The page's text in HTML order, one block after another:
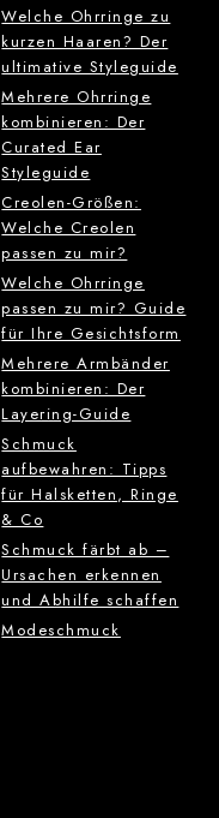
Welche Ohrringe zu
kurzen Haaren? Der
ultimative Styleguide
Mehrere Ohrringe
kombinieren: Der
Curated Ear
Styleguide
Creolen-Größen:
Welche Creolen
passen zu mir?
Welche Ohrringe
passen zu mir? Guide
für Ihre Gesichtsform
Mehrere Armbänder
kombinieren: Der
Layering-Guide
Schmuck
aufbewahren: Tipps
für Halsketten, Ringe
& Co
Schmuck färbt ab –
Ursachen erkennen
und Abhilfe schaffen
Modeschmuck